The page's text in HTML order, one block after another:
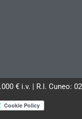
€ i.v. | R.I. Cuneo: